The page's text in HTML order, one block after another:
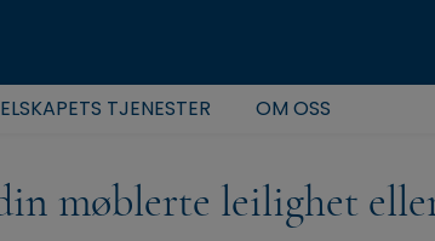
TJENESTER OM OSS
møblerte leilighet